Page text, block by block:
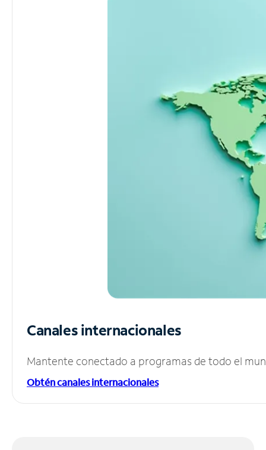
Canales internacionales
Mantente conectado a programas de todo el
Obtén canales internacionales